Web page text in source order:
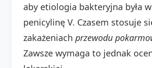
aby etiologia bakteryjna była
penicylinę V. Czasem stosuje
zakażeniach przewodu
Zawsze wymaga to jednak